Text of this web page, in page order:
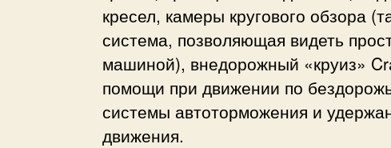
кресел, камеры кругового обзора
система, позволяющая видеть
машиной), внедорожный «круиз»
помощи при движении по
системы автоторможения и
движения.